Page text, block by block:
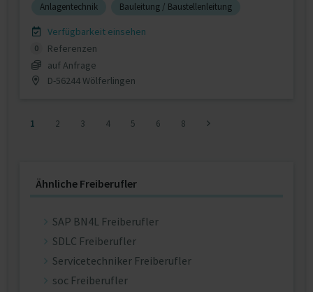
Anlagentechnik Bauleitung / Baustellenleitung
Verfügbarkeit einsehen
0
Referenzen
auf Anfrage
D-56244 Wölferlingen
1 2 3 4 5 6 8
Ähnliche Freiberufler
SAP BN4L Freiberufler
SDLC Freiberufler
Servicetechniker Freiberufler
soc Freiberufler